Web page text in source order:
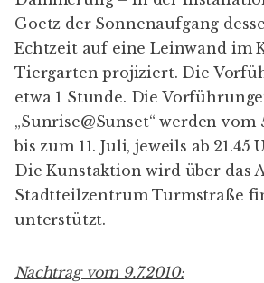
Goetz der Sonnenaufgang
Echtzeit auf eine Leinwand im
Tiergarten projiziert. Die
etwa 1 Stunde. Die
„Sunrise@Sunset“ werden
bis zum 11. Juli, jeweils ab
Die Kunstaktion wird über das
Stadtteilzentrum Turmstraße
unterstützt.
Nachtrag vom 9.7.2010: